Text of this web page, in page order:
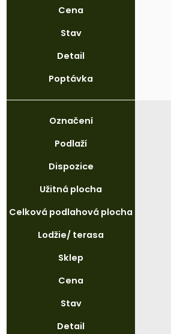
Cena
Stav
Detail
Poptávka
Označení
Podlaží
Dispozice
Užitná plocha
Celková podlahová plocha
Lodžie/ terasa
Sklep
Cena
Stav
Detail